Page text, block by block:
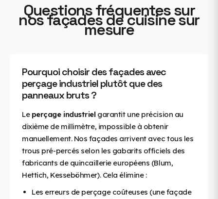
Questions fréquentes sur
nos façades de cuisine sur
mesure
Pourquoi choisir des façades avec
perçage industriel plutôt que des
panneaux bruts ?
Le perçage industrielgarantit une précision au
dixième de millimètre, impossible à obtenir
manuellement. Nos façades arrivent avec tous les
trous pré-percés selon les gabarits officiels des
fabricants de quincaillerie européens (Blum,
Hettich, Kesseböhmer). Cela élimine :
Les erreurs de perçage coûteuses (une façade